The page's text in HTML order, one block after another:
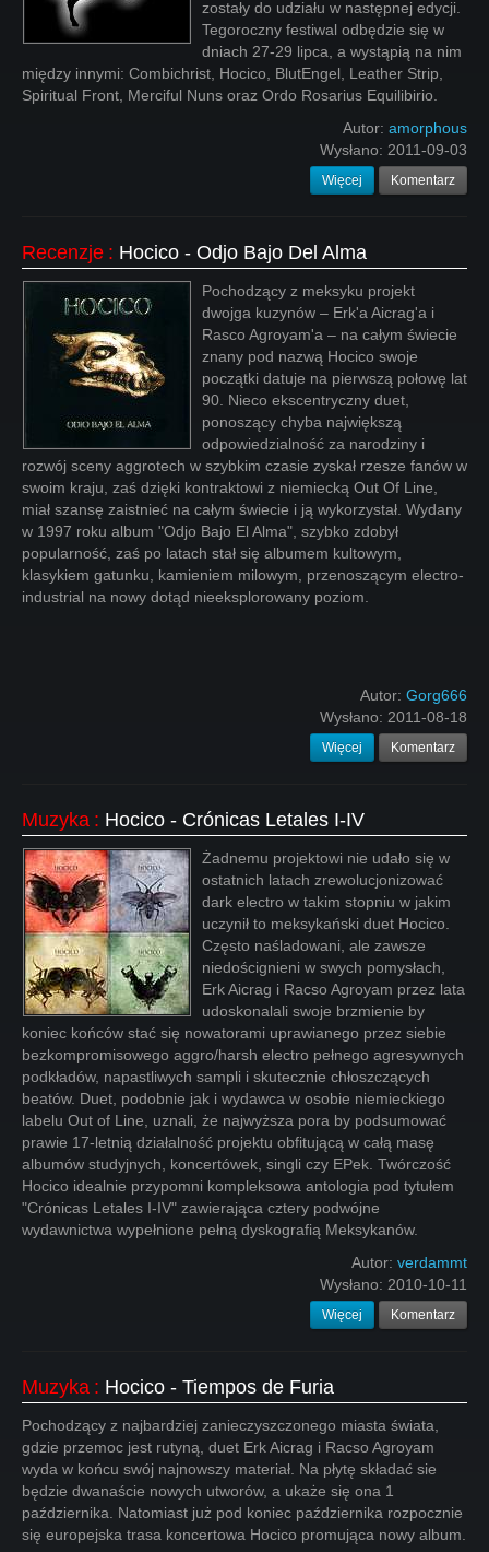
zostały do udziału w następnej edycji.
Tegoroczny festiwal odbędzie się w
dniach 27-29 lipca, a wystąpią na nim
między innymi: Combichrist, Hocico, BlutEngel, Leather Strip,
Spiritual Front, Merciful Nuns oraz Ordo Rosarius Equilibirio.
Autor: amorphous
Wysłano: 2011-09-03
Więcej Komentarz
Recenzje : Hocico - Odjo Bajo Del Alma
Pochodzący z meksyku projekt
dwojga kuzynów – Erk'a Aicrag'a i
Rasco Agroyam'a – na całym świecie
znany pod nazwą Hocico swoje
początki datuje na pierwszą połowę lat
90. Nieco ekscentryczny duet,
ponoszący chyba największą
odpowiedzialność za narodziny i
rozwój sceny aggrotech w szybkim czasie zyskał rzesze fanów w
swoim kraju, zaś dzięki kontraktowi z niemiecką Out Of Line,
miał szansę zaistnieć na całym świecie i ją wykorzystał. Wydany
w 1997 roku album "Odjo Bajo El Alma", szybko zdobył
popularność, zaś po latach stał się albumem kultowym,
klasykiem gatunku, kamieniem milowym, przenoszącym electro-
industrial na nowy dotąd nieeksplorowany poziom.
Autor: Gorg666
Wysłano: 2011-08-18
Więcej Komentarz
Muzyka : Hocico - Crónicas Letales I-IV
Żadnemu projektowi nie udało się w
ostatnich latach zrewolucjonizować
dark electro w takim stopniu w jakim
uczynił to meksykański duet Hocico.
Często naśladowani, ale zawsze
niedoścignieni w swych pomysłach,
Erk Aicrag i Racso Agroyam przez lata
udoskonalali swoje brzmienie by
koniec końców stać się nowatorami uprawianego przez siebie
bezkompromisowego aggro/harsh electro pełnego agresywnych
podkładów, napastliwych sampli i skutecznie chłoszczących
beatów. Duet, podobnie jak i wydawca w osobie niemieckiego
labelu Out of Line, uznali, że najwyższa pora by podsumować
prawie 17-letnią działalność projektu obfitującą w całą masę
albumów studyjnych, koncertówek, singli czy EPek. Twórczość
Hocico idealnie przypomni kompleksowa antologia pod tytułem
"Crónicas Letales I-IV" zawierająca cztery podwójne
wydawnictwa wypełnione pełną dyskografią Meksykanów.
Autor: verdammt
Wysłano: 2010-10-11
Więcej Komentarz
Muzyka : Hocico - Tiempos de Furia
Pochodzący z najbardziej zanieczyszczonego miasta świata,
gdzie przemoc jest rutyną, duet Erk Aicrag i Racso Agroyam
wyda w końcu swój najnowszy materiał. Na płytę składać sie
będzie dwanaście nowych utworów, a ukaże się ona 1
października. Natomiast już pod koniec października rozpocznie
się europejska trasa koncertowa Hocico promująca nowy album.